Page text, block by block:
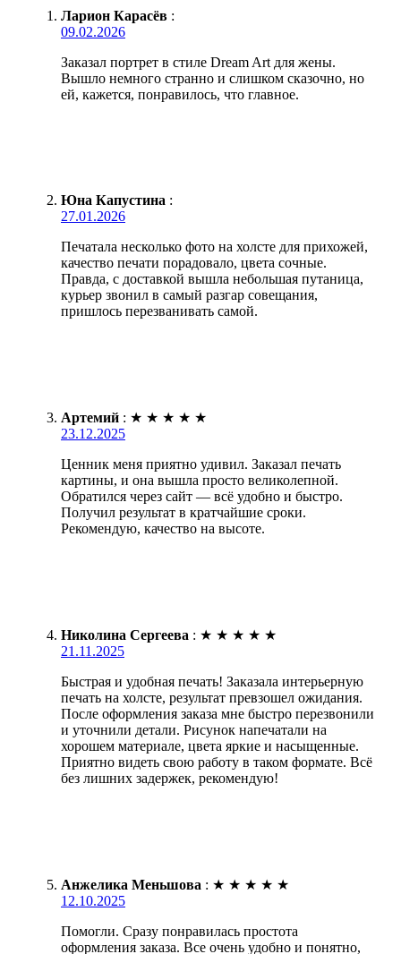
Ларион Карасёв :
09.02.2026
Заказал портрет в стиле Dream Art для жены.
Вышло немного странно и слишком сказочно, но
ей, кажется, понравилось, что главное.
Юна Капустина :
27.01.2026
Печатала несколько фото на холсте для прихожей,
качество печати порадовало, цвета сочные.
Правда, с доставкой вышла небольшая путаница,
курьер звонил в самый разгар совещания,
пришлось перезванивать самой.
Артемий : ★ ★ ★ ★ ★
23.12.2025
Ценник меня приятно удивил. Заказал печать
картины, и она вышла просто великолепной.
Обратился через сайт — всё удобно и быстро.
Получил результат в кратчайшие сроки.
Рекомендую, качество на высоте.
Николина Сергеева : ★ ★ ★ ★ ★
21.11.2025
Быстрая и удобная печать! Заказала интерьерную
печать на холсте, результат превзошел ожидания.
После оформления заказа мне быстро перезвонили
и уточнили детали. Рисунок напечатали на
хорошем материале, цвета яркие и насыщенные.
Приятно видеть свою работу в таком формате. Всё
без лишних задержек, рекомендую!
Анжелика Меньшова : ★ ★ ★ ★ ★
12.10.2025
Помогли. Сразу понравилась простота
оформления заказа. Все очень удобно и понятно,